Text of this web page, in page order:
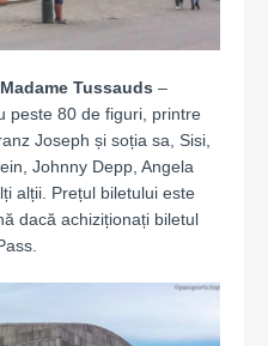
Tussauds –
peste 80 de figuri, printre
Joseph și soția sa, Sisi,
Johnny Depp, Angela
alții. Prețul biletului este
dacă achiziționați biletul